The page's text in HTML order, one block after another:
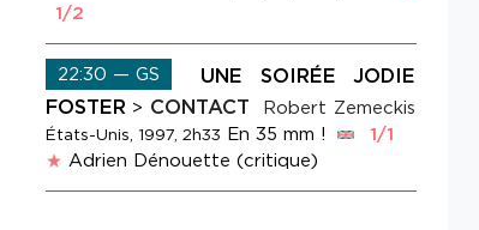
1/2
22:30 — GS
UNE SOIRÉE JODIE
FOSTER > CONTACT Robert Zemeckis
États-Unis, 1997, 2h33 En 35 mm !
1/1
Adrien Dénouette (critique)